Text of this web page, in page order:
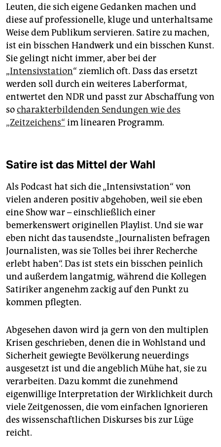
Leuten, die sich eigene Gedanken machen und
diese auf professionelle, kluge und unterhaltsame
Weise dem Publikum servieren. Satire zu machen,
ist ein bisschen Handwerk und ein bisschen Kunst.
Sie gelingt nicht immer, aber bei der
„Intensivstation“ ziemlich oft. Dass das ersetzt
werden soll durch ein weiteres Laberformat,
entwertet den NDR und passt zur Abschaffung von
socharakterbildenden Sendungen wie des
„Zeitzeichens“ im linearen Programm.
Satire ist das Mittel der Wahl
Als Podcast hat sich die „Intensivstation“ von
vielen anderen positiv abgehoben, weil sie eben
eine Show war – einschließlich einer
bemerkenswert originellen Playlist. Und sie war
eben nicht das tausendste „Journalisten befragen
Journalisten, was sie Tolles bei ihrer Recherche
erlebt haben“. Das ist stets ein bisschen peinlich
und außerdem langatmig, während die Kollegen
Satiriker angenehm zackig auf den Punkt zu
kommen pflegten.
Abgesehen davon wird ja gern von den multiplen
Krisen geschrieben, denen die in Wohlstand und
Sicherheit gewiegte Bevölkerung neuerdings
ausgesetzt ist und die angeblich Mühe hat, sie zu
verarbeiten. Dazu kommt die zunehmend
eigenwillige Interpretation der Wirklichkeit durch
viele Zeitgenossen, die vom einfachen Ignorieren
des wissenschaftlichen Diskurses bis zur Lüge
reicht.